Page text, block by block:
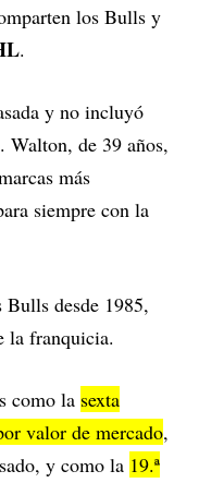
los Bulls y
.
y no incluyó
Walton, de 39 años,
más
siempre con la
Bulls desde 1985,
la franquicia.
como la sexta
valor de mercado,
y como la 19.ª